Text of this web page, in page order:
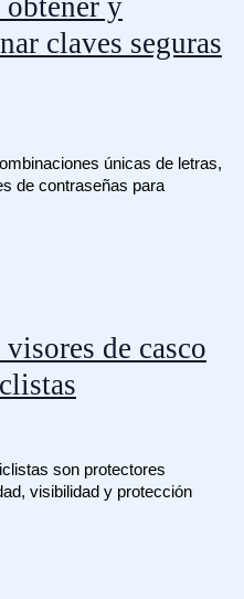
obtener y
claves seguras
únicas de letras,
de contraseñas para
de casco
son protectores
visibilidad y protección